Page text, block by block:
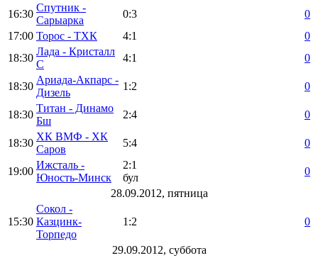
16:30
Спутник -
Сарыарка
0:3
0
17:00 Торос - ТХК 4:1
0
18:30
Лада - Кристалл
С
4:1 0
18:30
Ариада-Акпарс -
Дизель
1:2 0
18:30
Титан - Динамо
Бш
2:4 0
18:30
ХК ВМФ - ХК
Саров
5:4 0
19:00
Ижсталь -
Юность-Минск
2:1
бул
0
28.09.2012, пятница
15:30
Сокол -
Казцинк-
Торпедо
1:2 0
29.09.2012, суббота